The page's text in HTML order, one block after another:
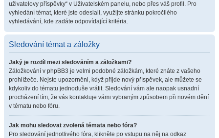
uživatelovy příspěvky“ v Uživatelském panelu, nebo přes váš profil. Pro
vyhledání témat, které jste odeslali, využijte stránku pokročilého
vyhledávání, kde zadáte odpovídající kritéria.
Sledování témat a záložky
Jaký je rozdíl mezi sledováním a záložkami?
Záložkování v phpBB3 je velmi podobné záložkám, které znáte z vašeho
prohlížeče. Nejste upozorněni, když přijde nový příspěvek, ale můžete se
kdykoliv do tématu jednoduše vrátit. Sledování vám ale naopak usnadní
procházení tím, že vás kontaktuje vámi vybraným způsobem při novém dění
v tématu nebo fóru.
Jak mohu sledovat zvolená témata nebo fóra?
Pro sledování jednotlivého fóra, klikněte po vstupu na něj na odkaz